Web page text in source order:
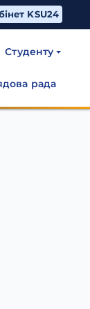
KSU24
Студенту
рада